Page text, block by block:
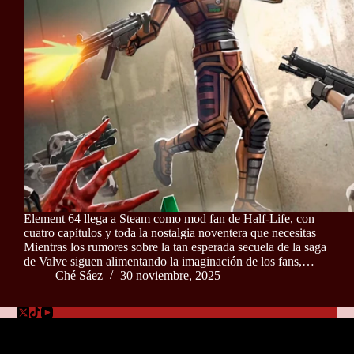
Element 64 llega a Steam como mod fan de Half-Life, con
cuatro capítulos y toda la nostalgia noventera que necesitas
Mientras los rumores sobre la tan esperada secuela de la saga
de Valve siguen alimentando la imaginación de los fans,…
Ché Sáez
30 noviembre, 2025